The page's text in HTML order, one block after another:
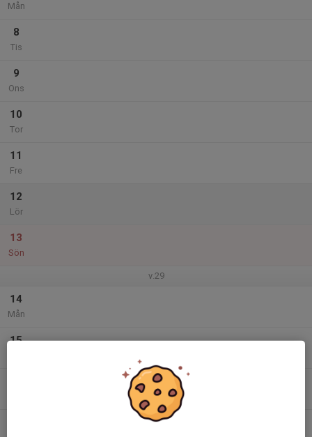
Mån
8
Tis
9
Ons
10
Tor
11
Fre
12
Lör
13
Sön
v.29
14
Mån
15